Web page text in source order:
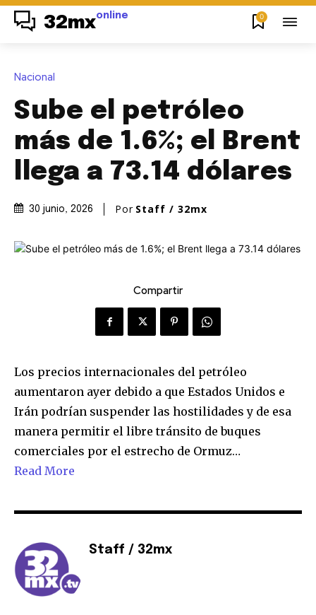
32mxonline 0
Nacional
Sube el petróleo
más de 1.6%; el Brent
llega a 73.14 dólares
30 junio, 2026 Por Staff / 32mx
Compartir
Los precios internacionales del petróleo
aumentaron ayer debido a que Estados Unidos e
Irán podrían suspender las hostilidades y de esa
manera permitir el libre tránsito de buques
comerciales por el estrecho de Ormuz…
Read More
Staff / 32mx